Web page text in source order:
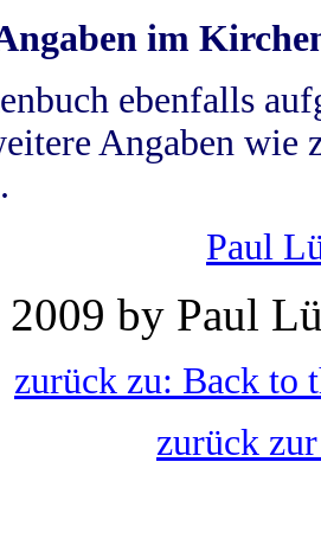
im
ebenfalls
Angaben wie
Paul
by Paul
zurück zu: Back to
zurück